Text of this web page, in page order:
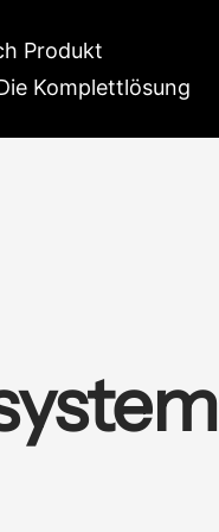
Produkt
Komplettlösung